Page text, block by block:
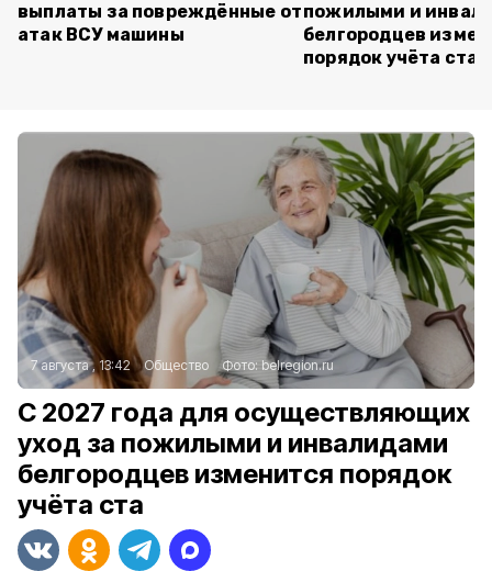
выплаты за повреждённые от
атак ВСУ машины
пожилыми и
белгородцев
порядок учёта ста
7 августа , 13:42 Общество Фото: belregion.ru
С 2027 года для осуществляющих
уход за пожилыми и инвалидами
белгородцев изменится порядок
учёта ста